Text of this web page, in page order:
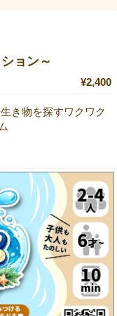
ョン～
¥2,400
き物を探すワクワク